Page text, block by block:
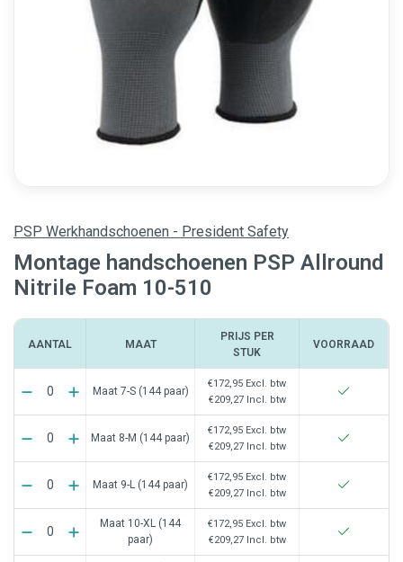
PSP Werkhandschoenen - President Safety
Montage handschoenen PSP Allround
Nitrile Foam 10-510
AANTAL MAAT
PRIJS PER
STUK
VOORRAAD
Maat 7-S (144 paar)
€172,95 Excl. btw
€209,27 Incl. btw
Maat 8-M (144 paar)
€172,95 Excl. btw
€209,27 Incl. btw
Maat 9-L (144 paar)
€172,95 Excl. btw
€209,27 Incl. btw
Maat 10-XL (144
paar)
€172,95 Excl. btw
€209,27 Incl. btw